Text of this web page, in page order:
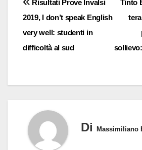
Navigazione
articoli
Tinto
Risultati Prove Invalsi
2019, I don’t speak English
very well: studenti in
difficoltà al sud
Di Massimiliano